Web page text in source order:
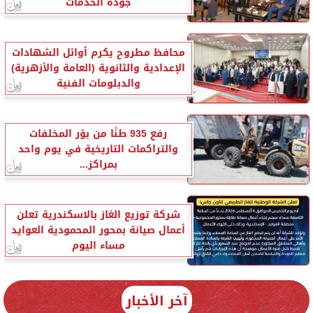
محافظ مطروح يكرم أوائل الشهادات
الإعدادية والثانوية (العامة والأزهرية)
والدبلومات الفنية
رفع 935 طنًا من بؤر المخلفات
والتراكمات التاريخية في يوم واحد
بمراكز...
شركة توزيع الغاز بالاسكندرية تعلن
أعمال صيانة بمحور المحمودية العوايد
مساء اليوم
آخر الأخبار